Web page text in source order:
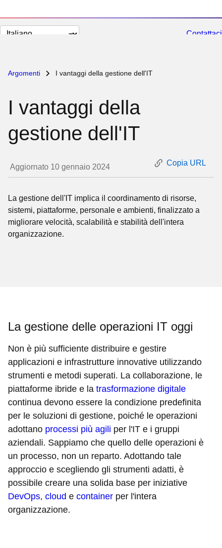
Cambia
Contattaci
Argomenti I vantaggi della gestione dell'IT
I vantaggi della
gestione dell'IT
Aggiornato 10 gennaio 2024 Copia URL
La gestione dell'IT implica il coordinamento di risorse,
sistemi, piattaforme, personale e ambienti, finalizzato a
migliorare velocità, scalabilità e stabilità dell'intera
organizzazione.
La gestione delle operazioni IT oggi
Non è più sufficiente distribuire e gestire
applicazioni e infrastrutture innovative utilizzando
strumenti e metodi superati. La collaborazione, le
piattaforme ibride e la trasformazione digitale
continua devono essere la condizione predefinita
per le soluzioni di gestione, poiché le operazioni
adottano processi più agili per l'IT e i gruppi
aziendali. Sappiamo che quello delle operazioni è
un processo, non un reparto. Adottando tale
approccio e scegliendo gli strumenti adatti, è
possibile creare una solida base per iniziative
DevOps, cloud e container per l'intera
organizzazione.